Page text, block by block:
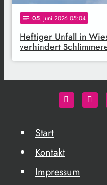
notes 05. Juni 2026 05:04
Heftiger Unfall in
verhindert
Start
Kontakt
Impressum